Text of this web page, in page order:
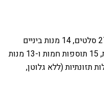
בהחלט. ניתן לבחור מתוך מגוון רחב: 27 סלטים, 14 מנות ביניים
ודגים, 7 פשטידות השף, 6 מרקי הבית, 15 תוספות חמות ו-13 מנות
תזונתיות (ללא גלוטן,